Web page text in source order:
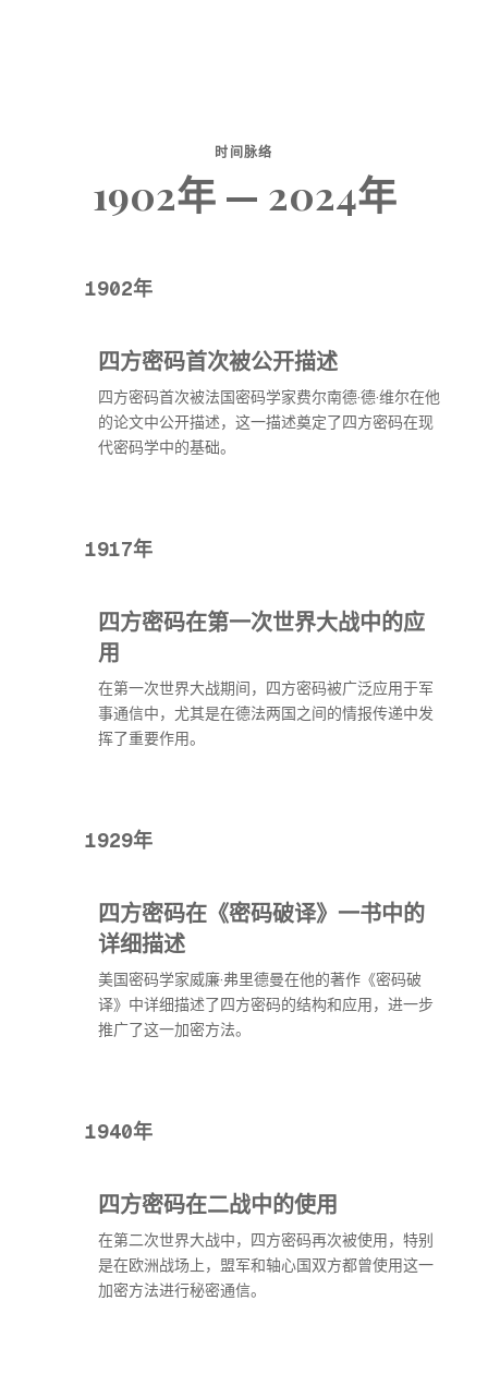
时间脉络
1902年 — 2024年
1902年
四方密码首次被公开描述
四方密码首次被法国密码学家费尔南德·德·维尔在他
的论文中公开描述，这一描述奠定了四方密码在现
代密码学中的基础。
1917年
四方密码在第一次世界大战中的应
用
在第一次世界大战期间，四方密码被广泛应用于军
事通信中，尤其是在德法两国之间的情报传递中发
挥了重要作用。
1929年
四方密码在《密码破译》一书中的
详细描述
美国密码学家威廉·弗里德曼在他的著作《密码破
译》中详细描述了四方密码的结构和应用，进一步
推广了这一加密方法。
1940年
四方密码在二战中的使用
在第二次世界大战中，四方密码再次被使用，特别
是在欧洲战场上，盟军和轴心国双方都曾使用这一
加密方法进行秘密通信。